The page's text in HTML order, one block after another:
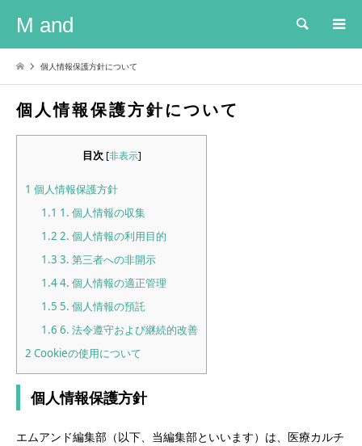
M and 検索
個人情報保護方針について
個人情報保護方針について
目次 [非表示]
1 個人情報保護方針
1.1 1. 個人情報の収集
1.2 2. 個人情報の利用目的
1.3 3. 第三者への非開示
1.44. 個人情報の適正管理
1.5 5. 個人情報の預託
1.6 6. 法令遵守および継続的改善
2 Cookieの使用について
個人情報保護方針
エムアンド編集部（以下、当編集部といいます）は、医療カルチ